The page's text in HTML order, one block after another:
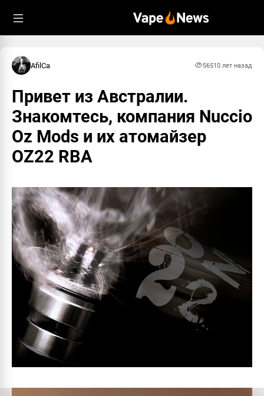
AfilCa 56510 лет назад
Привет из Австралии.
Знакомтесь, компания Nuccio
Oz Mods и их атомайзер
OZ22 RBA